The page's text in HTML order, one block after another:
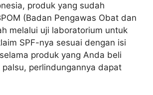
produk yang sudah
(Badan Pengawas Obat dan
melalui uji laboratorium untuk
SPF-nya sesuai dengan isi
produk yang Anda beli
perlindungannya dapat